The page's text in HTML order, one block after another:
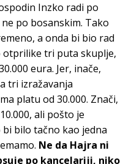
Inzko radi po
po bosanskim. Tako
a onda bi bio rad
otprilike tri puta skuplje,
eura. Jer, inače,
tri izražavanja
platu od 30.000. Znači,
ali pošto je
bilo tačno kao jedna
Ne da Hajra ni
po kancelariji, niko